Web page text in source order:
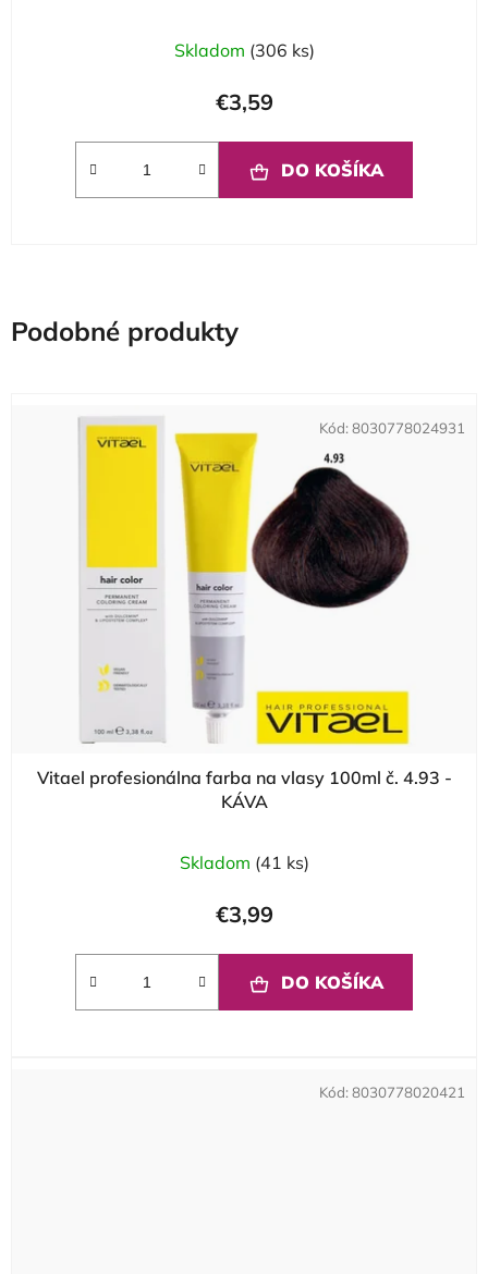
Skladom (306 ks)
€3,59
DO KOŠÍKA
Podobné produkty
Vitael profesionálna farba na vlasy 100ml č. 4.93 -
KÁVA
Skladom (41 ks)
€3,99
DO KOŠÍKA
Kód: 8030778024931
Kód:8030778020421